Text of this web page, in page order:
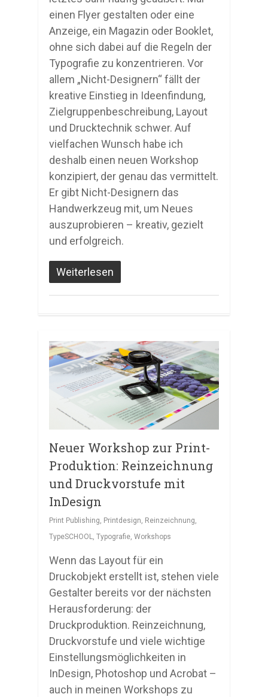
einen Flyer gestalten oder eine
Anzeige, ein Magazin oder Booklet,
ohne sich dabei auf die Regeln der
Typografie zu konzentrieren. Vor
allem „Nicht-Designern“ fällt der
kreative Einstieg in Ideenfindung,
Zielgruppenbeschreibung, Layout
und Drucktechnik schwer. Auf
vielfachen Wunsch habe ich
deshalb einen neuen Workshop
konzipiert, der genau das vermittelt.
Er gibt Nicht-Designern das
Handwerkzeug mit, um Neues
auszuprobieren – kreativ, gezielt
und erfolgreich.
Weiterlesen
Neuer Workshop zur Print-
Produktion: Reinzeichnung
und Druckvorstufe mit
InDesign
Print Publishing, Printdesign, Reinzeichnung,
TypeSCHOOL, Typografie, Workshops
Wenn das Layout für ein
Druckobjekt erstellt ist, stehen viele
Gestalter bereits vor der nächsten
Herausforderung: der
Druckproduktion. Reinzeichnung,
Druckvorstufe und viele wichtige
Einstellungsmöglichkeiten in
InDesign, Photoshop und Acrobat –
auch in meinen Workshops zu